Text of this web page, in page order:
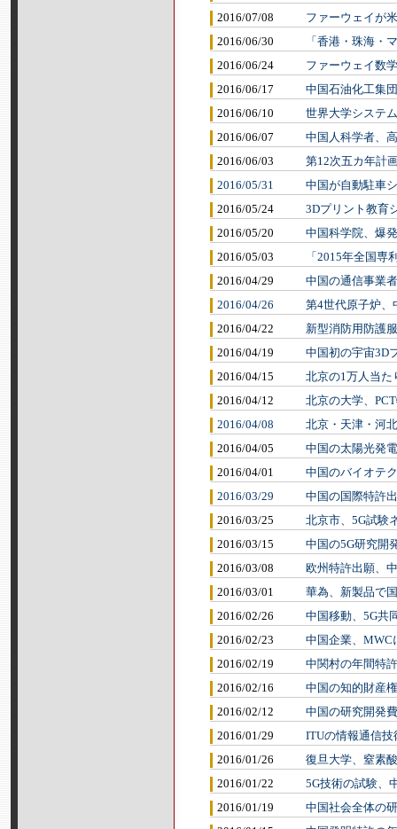
2016/07/08
ファーウェイが
2016/06/30
「香港・珠海・
2016/06/24
ファーウェイ数
2016/06/17
中国石油化工集
2016/06/10
世界大学システ
2016/06/07
中国人科学者、
2016/06/03
第12次五カ年計
2016/05/31
中国が自動駐車
2016/05/24
3Dプリント教育
2016/05/20
中国科学院、爆
2016/05/03
「2015年全国専
2016/04/29
中国の通信事業
2016/04/26
第4世代原子炉、
2016/04/22
新型消防用防護
2016/04/19
中国初の宇宙3D
2016/04/15
北京の1万人当た
2016/04/12
北京の大学、
2016/04/08
北京・天津・河
2016/04/05
中国の太陽光発
2016/04/01
中国のバイオテ
2016/03/29
中国の国際特許
2016/03/25
北京市、5G試験
2016/03/15
中国の5G研究開
2016/03/08
欧州特許出願、
2016/03/01
華為、新製品で
2016/02/26
中国移動、5G共
2016/02/23
中国企業、MWC
2016/02/19
中関村の年間特
2016/02/16
中国の知的財産
2016/02/12
中国の研究開発
2016/01/29
ITUの情報通信
2016/01/26
復旦大学、窒素
2016/01/22
5G技術の試験、
2016/01/19
中国社会全体の